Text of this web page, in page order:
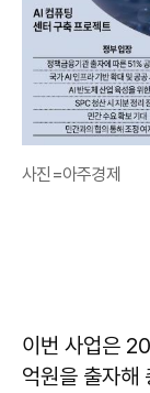
사진=아주경제
이번 사업은
억원을 출자